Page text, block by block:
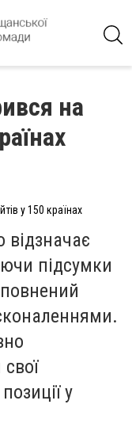
на
у 150 країнах
підсумки
у